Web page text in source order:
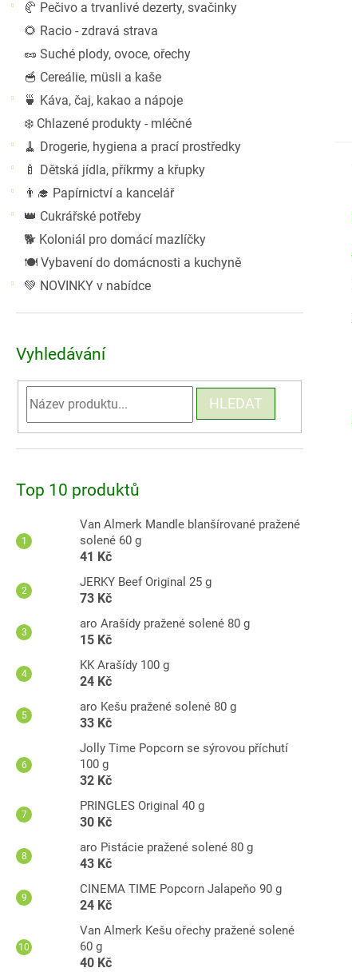
🥐 Pečivo a trvanlivé dezerty, svačinky
🌻 Racio - zdravá strava
🥜 Suché plody, ovoce, ořechy
🥣 Cereálie, müsli a kaše
🍵 Káva, čaj, kakao a nápoje
❄️ Chlazené produkty - mléčné
🧹 Drogerie, hygiena a prací prostředky
🍼 Dětská jídla, příkrmy a křupky
👨‍🎓 Papírnictví a kancelář
👑 Cukrářské potřeby
🐕 Koloniál pro domácí mazlíčky
🍽️ Vybavení do domácnosti a kuchyně
💚 NOVINKY v nabídce
Vyhledávání
HLEDAT
Top 10 produktů
Van Almerk Mandle blanšírované pražené
solené 60 g
41 Kč
JERKY Beef Original 25 g
73 Kč
aro Arašídy pražené solené 80 g
15 Kč
KK Arašídy 100 g
24 Kč
aro Kešu pražené solené 80 g
33 Kč
Jolly Time Popcorn se sýrovou příchutí
100 g
32 Kč
PRINGLES Original 40 g
30 Kč
aro Pistácie pražené solené 80 g
43 Kč
CINEMA TIME Popcorn Jalapeňo 90 g
24 Kč
Van Almerk Kešu ořechy pražené solené
60 g
40 Kč